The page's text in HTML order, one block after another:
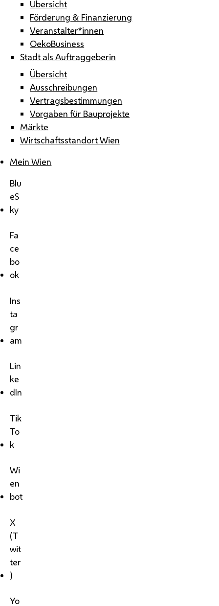
Übersicht
Förderung & Finanzierung
Veranstalter*innen
OekoBusiness
Stadt als Auftraggeberin
Übersicht
Ausschreibungen
Vertragsbestimmungen
Vorgaben für Bauprojekte
Märkte
Wirtschaftsstandort Wien
Mein Wien
Blu
eS
ky
Fa
ce
bo
ok
Ins
ta
gr
am
Lin
ke
dIn
Tik
To
k
Wi
en
bot
X
(T
wit
ter
)
Yo